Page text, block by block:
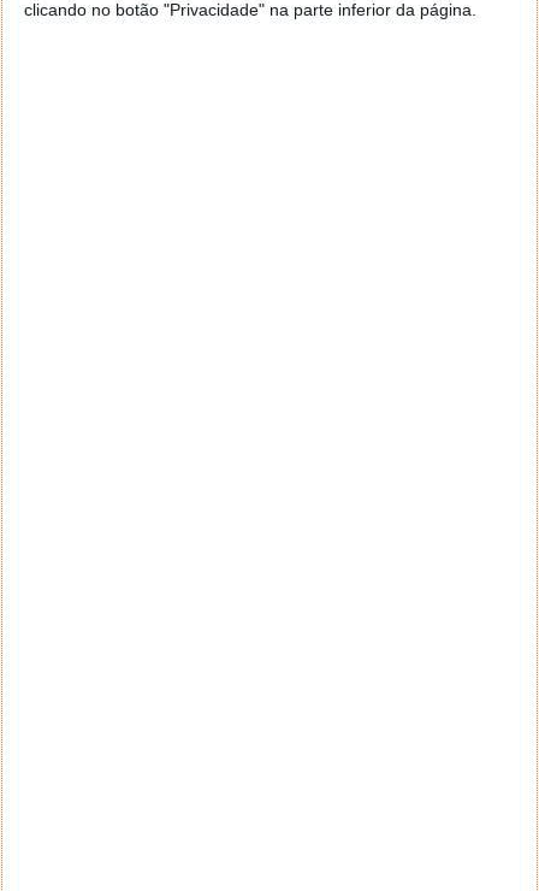
clicando no botão "Privacidade" na parte inferior da página.
O sector dos processadores tem estado em